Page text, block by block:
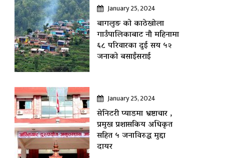
January 25, 2024
बागलुङ काे काठेखोला
गाउँपालिकाबाट नौ महिनामा
६८ परिवारका दुई सय ५२
जनाकाे बसाइँसराई
January 25, 2024
सेनिटरी प्याडमा भ्रष्टाचार ,
प्रमुख प्रशासकिय अधिकृत
सहित ५ जनाविरुद्ध मुद्दा
दायर